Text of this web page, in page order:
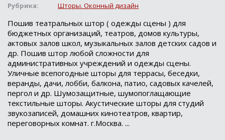
Рубрика:
Шторы. Оконный дизайн
Пошив театральных штор ( одежды сцены ) для
бюджетных организаций, театров, домов культуры,
актовых залов школ, музыкальных залов детских садов и
др. Пошив штор любой сложности для
административных учреждений и одежды сцены.
Уличные всепогодные шторы для террасы, беседки,
веранды, дачи, лобби, балкона, патио, садовых качелей,
пергол и др. Шумозащитные, шумопоглащающие
текстильные шторы. Акустические шторы для студий
звукозаписей, домашних кинотеатров, квартир,
переговорных комнат. г.Москва. ...